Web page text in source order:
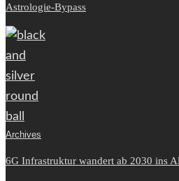
Astrologie-Bypass
Archives
6G Infrastruktur wandert ab 2030 ins